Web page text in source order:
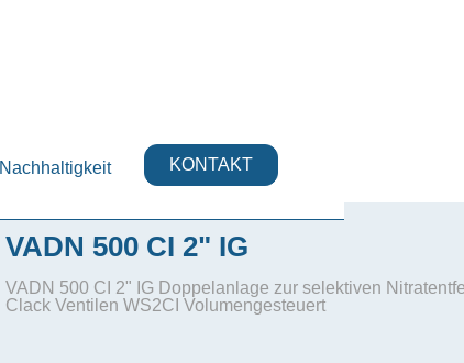
Nachhaltigkeit KONTAKT
VADN 500 CI 2" IG
VADN 500 CI 2" IG Doppelanlage zur selektiven
Clack Ventilen WS2CI Volumengesteuert